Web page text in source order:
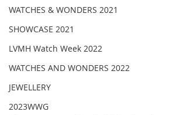
WATCHES & WONDERS 2021
SHOWCASE 2021
LVMH Watch Week 2022
WATCHES AND WONDERS 2022
JEWELLERY
2023WWG